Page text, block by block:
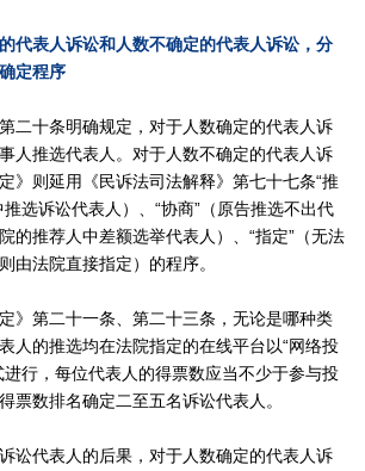
代表人诉讼和人数不确定的代表人诉讼，分
定程序
二十条明确规定，对于人数确定的代表人诉
人推选代表人。对于人数不确定的代表人诉
》则延用《民诉法司法解释》第七十七条“推
选诉讼代表人）、“协商”（原告推选不出代
的推荐人中差额选举代表人）、“指定”（无法
由法院直接指定）的程序。
》第二十一条、第二十三条，无论是哪种类
人的推选均在法院指定的在线平台以“网络投
进行，每位代表人的得票数应当不少于参与投
票数排名确定二至五名诉讼代表人。
讼代表人的后果，对于人数确定的代表人诉